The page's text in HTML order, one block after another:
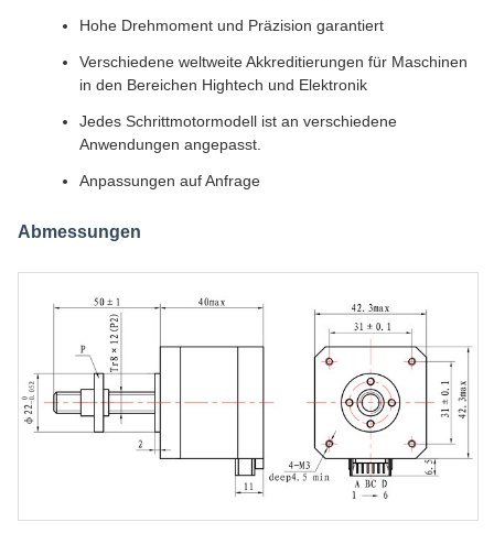
Hohe Drehmoment und Präzision garantiert
Verschiedene weltweite Akkreditierungen für Maschinen
in den Bereichen Hightech und Elektronik
Jedes Schrittmotormodell ist an verschiedene
Anwendungen angepasst.
Anpassungen auf Anfrage
Abmessungen